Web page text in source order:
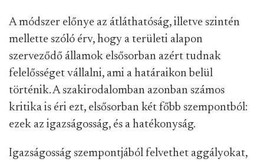
A módszer előnye az átláthatóság, illetve szintén
mellette szóló érv, hogy a területi alapon
szerveződő államok elsősorban azért tudnak
felelősséget vállalni, ami a határaikon belül
történik. A szakirodalomban azonban számos
kritika is éri ezt, elsősorban két főbb szempontból:
ezek az igazságosság, és a hatékonyság.
Igazságosság szempontjából felvethet aggályokat,